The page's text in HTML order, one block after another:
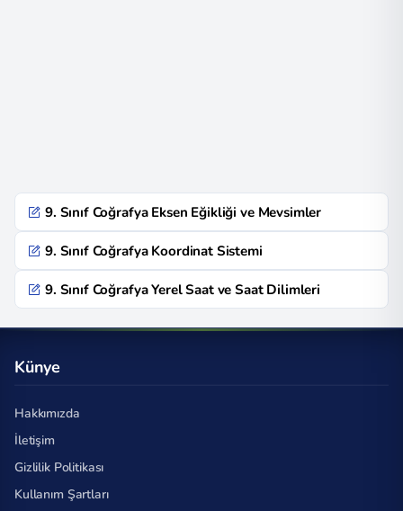
9. Sınıf Coğrafya Eksen Eğikliği ve Mevsimler
9. Sınıf Coğrafya Koordinat Sistemi
9. Sınıf Coğrafya Yerel Saat ve Saat Dilimleri
Künye
Hakkımızda
İletişim
Gizlilik Politikası
Kullanım Şartları